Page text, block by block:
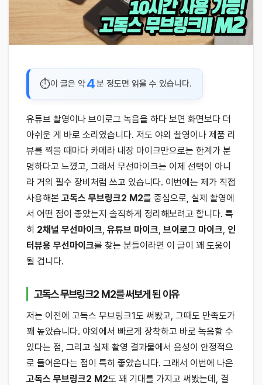
이 글은 약4분 정도면 읽을 수 있습니다.
유튜브 촬영이나 브이로그 녹음을 하다 보면 화면보다 더
아쉬운 게 바로 소리였습니다. 저도 야외 촬영이나 제품 리
뷰를 찍을 때마다 카메라 내장 마이크만으로는 한계가 분
명하다고 느꼈고, 그래서 무선마이크는 이제 선택이 아니
라 거의 필수 장비처럼 쓰고 있습니다. 이번에는 제가 직접
사용해본 고독스 무브링크2 M2를 중심으로, 실제 촬영에
서 어떤 점이 좋았는지 솔직하게 정리해보려고 합니다. 특
히 2채널 무선마이크, 유튜브 마이크, 브이로그 마이크, 인
터뷰용 무선마이크를 찾는 분들이라면 이 글이 꽤 도움이
될 겁니다.
고독스 무브링크2 M2를 써보게 된 이유
저는 이전에 고독스 무브링크1도 써봤고, 그때도 만족도가
꽤 높았습니다. 야외에서 빠르게 장착하고 바로 녹음할 수
있다는 점, 그리고 실제 촬영 결과물에서 음성이 안정적으
로 들어온다는 점이 특히 좋았습니다. 그래서 이번에 나온
고독스 무브링크2 M2도 꽤 기대를 가지고 써봤는데, 결